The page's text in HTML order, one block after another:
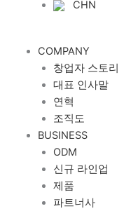
CHN
COMPANY
창업자 스토리
대표 인사말
연혁
조직도
BUSINESS
ODM
신규 라인업
제품
파트너사